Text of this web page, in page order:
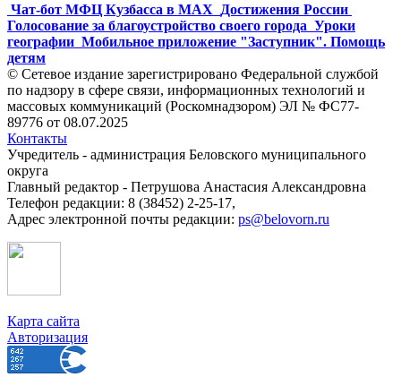
Чат-бот МФЦ Кузбасса в MAX
Достижения России
Голосование за благоустройство своего города Уроки
географии Мобильное приложение "Заступник". Помощь
детям
© Сетевое издание зарегистрировано Федеральной службой
по надзору в сфере связи, информационных технологий и
массовых коммуникаций (Роскомнадзором) ЭЛ № ФС77-
89776 от 08.07.2025
Контакты
Учредитель - администрация Беловского муниципального
округа
Главный редактор - Петрушова Анастасия Александровна
Телефон редакции: 8 (38452) 2-25-17,
Адрес электронной почты редакции: ps@belovorn.ru
Карта сайта
Авторизация